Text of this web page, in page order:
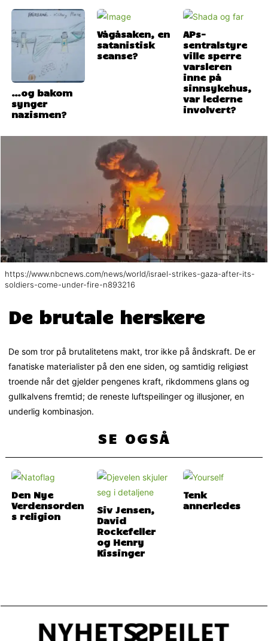
…og bakom
synger
nazismen?
Vågåsaken, en
satanistisk
seanse?
APs-
sentralstyre
ville sperre
varsleren
inne på
sinnsykehus,
var lederne
involvert?
https://www.nbcnews.com/news/world/israel-strikes-gaza-after-its-
soldiers-come-under-fire-n893216
De brutale herskere
De som tror på brutalitetens makt, tror ikke på åndskraft. De er
fanatiske materialister på den ene siden, og samtidig religiøst
troende når det gjelder pengenes kraft, rikdommens glans og
gullkalvens fremtid; de reneste luftspeilinger og illusjoner, en
underlig kombinasjon.
SE OGSÅ
Den Nye
Verdensorden
s religion
Siv Jensen,
David
Rockefeller
og Henry
Kissinger
Tenk
annerledes